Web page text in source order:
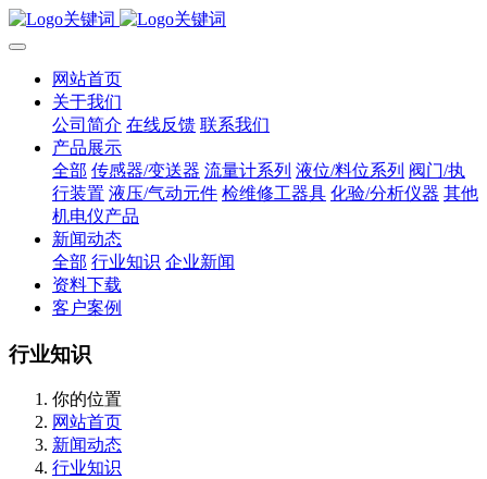
网站首页
关于我们
公司简介 在线反馈 联系我们
产品展示
全部 传感器/变送器 流量计系列 液位/料位系列 阀门/执
行装置 液压/气动元件 检维修工器具 化验/分析仪器 其他
机电仪产品
新闻动态
全部 行业知识 企业新闻
资料下载
客户案例
行业知识
你的位置
网站首页
新闻动态
行业知识